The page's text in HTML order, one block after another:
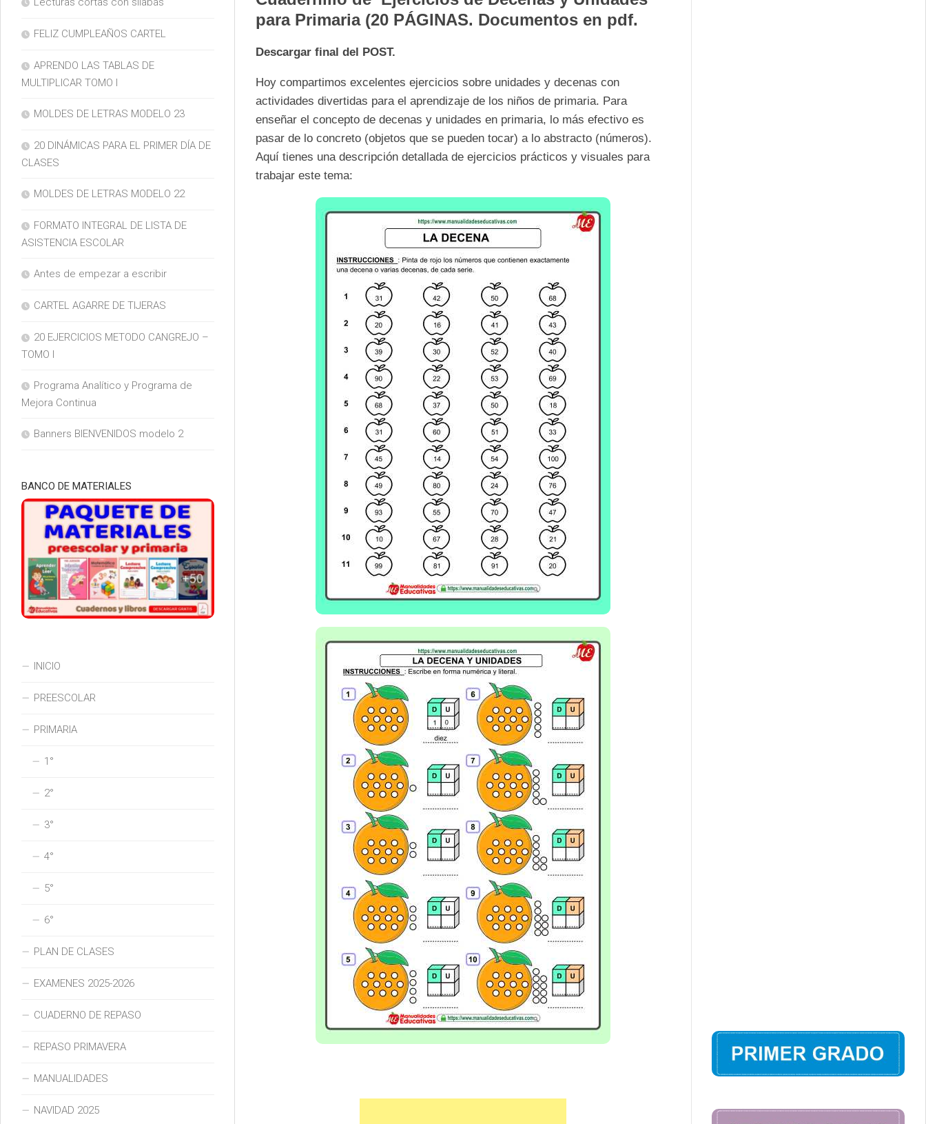
para Primaria (20 PÁGINAS. Documentos en pdf.
Descargar final del POST.
Hoy compartimos excelentes ejercicios sobre unidades y decenas con
actividades divertidas para el aprendizaje de los niños de primaria. Para
enseñar el concepto de decenas y unidades en primaria, lo más efectivo es
pasar de lo concreto (objetos que se pueden tocar) a lo abstracto (números).
Aquí tienes una descripción detallada de ejercicios prácticos y visuales para
trabajar este tema:
FELIZ CUMPLEAÑOS CARTEL
APRENDO LAS TABLAS DE
MULTIPLICAR TOMO I
MOLDES DE LETRAS MODELO 23
20 DINÁMICAS PARA EL PRIMER DÍA DE
CLASES
MOLDES DE LETRAS MODELO 22
FORMATO INTEGRAL DE LISTA DE
ASISTENCIA ESCOLAR
Antes de empezar a escribir
CARTEL AGARRE DE TIJERAS
20 EJERCICIOS METODO CANGREJO –
TOMO I
Programa Analítico y Programa de
Mejora Continua
Banners BIENVENIDOS modelo 2
BANCO DE MATERIALES
INICIO
PREESCOLAR
PRIMARIA
1°
2°
3°
4°
5°
6°
PLAN DE CLASES
EXAMENES 2025-2026
CUADERNO DE REPASO
REPASO PRIMAVERA
MANUALIDADES
NAVIDAD 2025